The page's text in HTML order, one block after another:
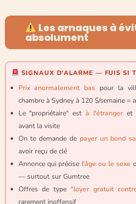
Les arnaques à
absolument
SIGNAUX D'ALARME — FUIS SI
Prix anormalement bas pour la
chambre à Sydney à 120 $/semaine =
Le "propriétaire" està l'étranger et
avant la visite
On te demande de payer un bond
avoir reçu de clé
Annonce qui précise l'âge ou le sexe
— surtout sur Gumtree
Offres de type "loyer gratuit
rarement inoffensif